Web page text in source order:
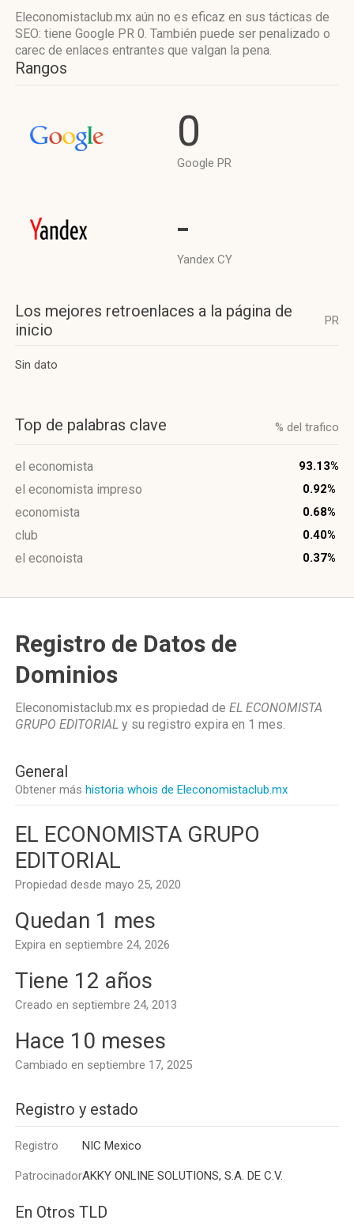
Eleconomistaclub.mx aún no es eficaz en sus tácticas de
SEO: tiene Google PR 0. También puede ser penalizado o
carec de enlaces entrantes que valgan la pena.
Rangos
0
Google PR
-
Yandex CY
Los mejores retroenlaces a la página de
inicio
PR
Sin dato
Top de palabras clave % del trafico
el economista 93.13%
el economista impreso 0.92%
economista 0.68%
club 0.40%
el econoista 0.37%
Registro de Datos de
Dominios
Eleconomistaclub.mx es propiedad de EL ECONOMISTA
GRUPO EDITORIAL y su registro expira en 1 mes.
General
Obtener más historia whois de Eleconomistaclub.mx
EL ECONOMISTA GRUPO
EDITORIAL
Propiedad desde mayo 25, 2020
Quedan 1 mes
Expira en septiembre 24, 2026
Tiene 12 años
Creado en septiembre 24, 2013
Hace 10 meses
Cambiado en septiembre 17, 2025
Registro y estado
Registro NIC Mexico
PatrocinadorAKKY ONLINE SOLUTIONS, S.A. DE C.V.
En Otros TLD